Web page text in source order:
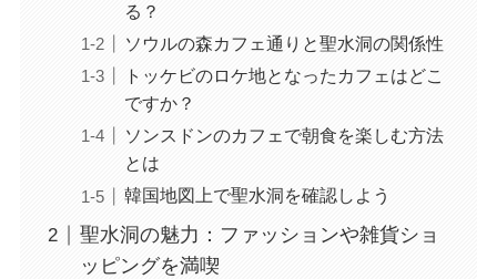
る？
ソウルの森カフェ通りと聖水洞の関係性
トッケビのロケ地となったカフェはどこ
ですか？
ソンスドンのカフェで朝食を楽しむ方法
とは
韓国地図上で聖水洞を確認しよう
聖水洞の魅力：ファッションや雑貨ショ
ッピングを満喫